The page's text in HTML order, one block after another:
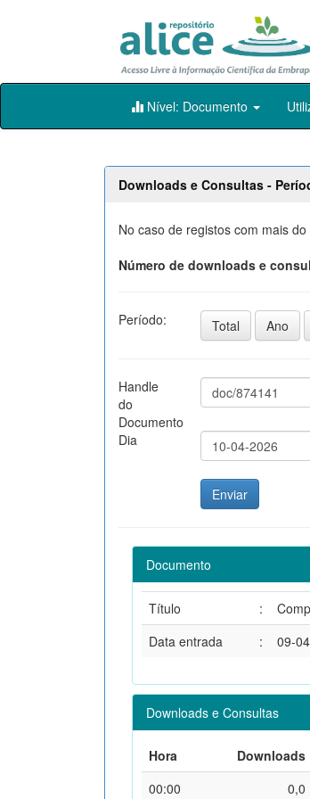
Skip
Nível: Documento
Downloads e Consultas -
No caso de registos com mais
Número de downloads e
Período: Total Ano
Handle
do
Documento
Dia
Documento
Título :
Data entrada
: 09-
Downloads e Consultas
Hora Downloads
00:00
0,0